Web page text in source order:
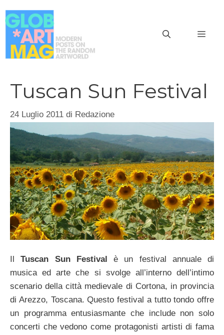
al
contenuto
Tuscan Sun Festival
24 Luglio 2011 di Redazione
IlTuscan Sun Festival
è un festival annuale di
musica ed arte che si svolge all’interno dell’intimo
scenario della città medievale di Cortona, in provincia
di Arezzo, Toscana. Questo festival a tutto tondo offre
un programma entusiasmante che include non solo
concerti che vedono come protagonisti artisti di fama